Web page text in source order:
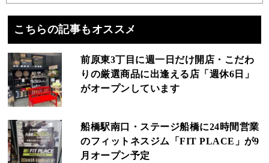
こちらの記事もオススメ
前原東3丁目に週一日だけ開店・こだわ
りの厳選商品に出逢える店「週休6日」
がオープンしています
船橋駅南口・ステージ船橋に24時間営業
のフィットネスジム「FIT PLACE」が9
月オープン予定